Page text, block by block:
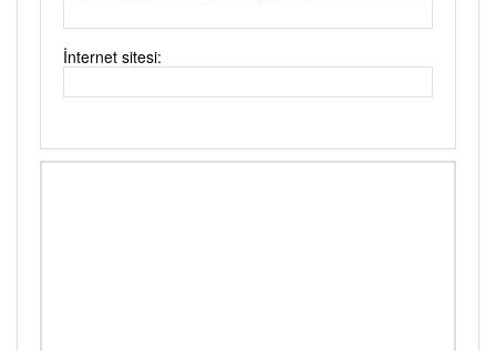
İnternet sitesi: